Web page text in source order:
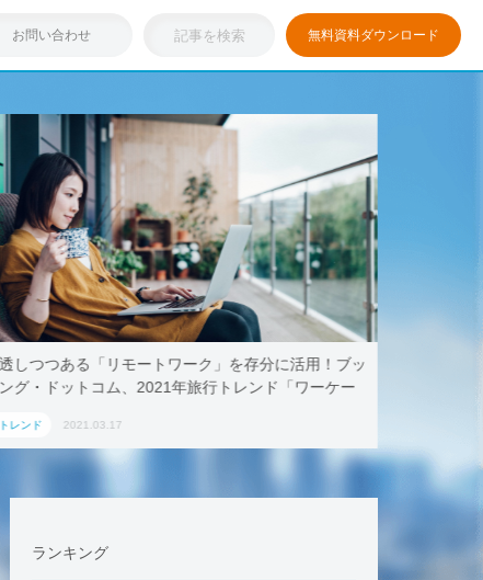
お問い合わせ 無料資料ダウンロード
しつつある「リモートワーク」を存分に活用！ブッ
グ・ドットコム、2021年旅行トレンド「ワーケー
レンド 2021.03.17
ランキング